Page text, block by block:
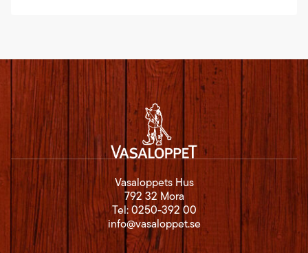
Vasaloppets Hus
792 32 Mora
Tel:0250-392 00
info@vasaloppet.se